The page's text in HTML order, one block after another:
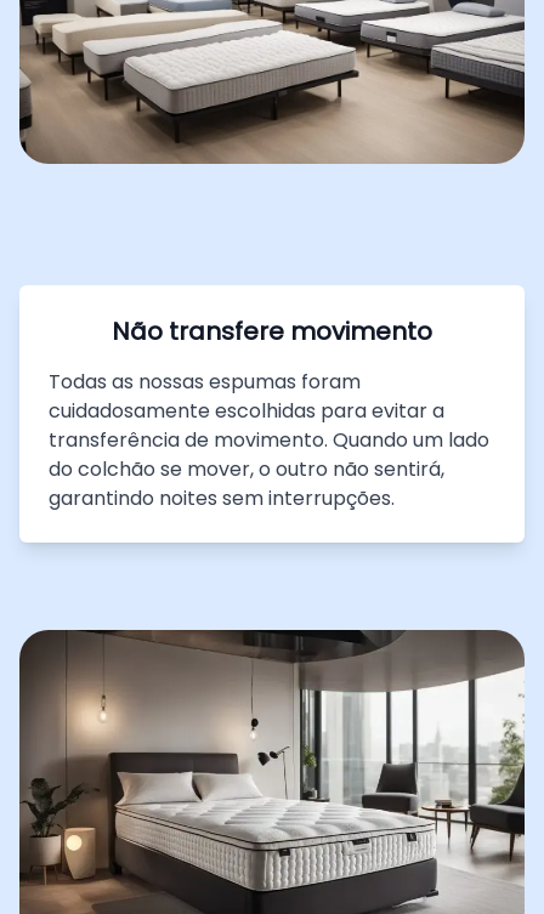
Não transfere movimento
Todas as nossas espumas foram
cuidadosamente escolhidas para evitar a
transferência de movimento. Quando um lado
do colchão se mover, o outro não sentirá,
garantindo noites sem interrupções.